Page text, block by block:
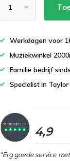
Werkdagen voor
Muziekwinkel
Familie bedrijf
Specialist in
4,9
“Erg goede service